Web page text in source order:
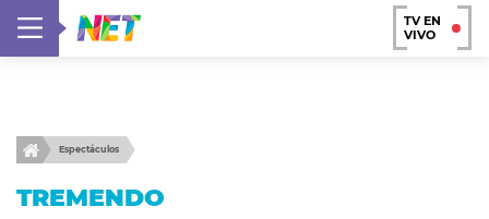
TV EN
VIVO
Espectáculos
TREMENDO